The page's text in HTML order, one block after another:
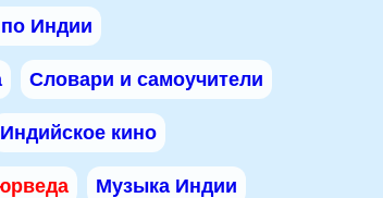
Индии
Словари и самоучители
Индийское кино
Музыка Индии